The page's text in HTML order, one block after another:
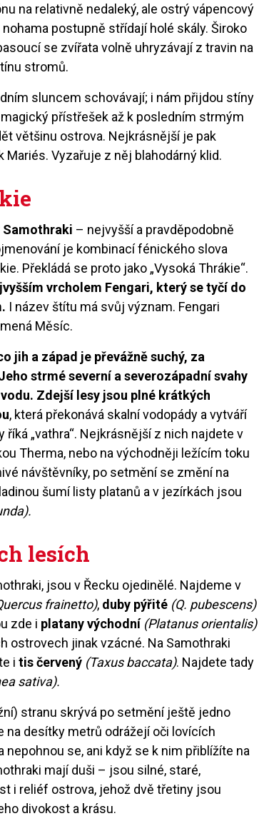
na relativně nedaleký, ale ostrý vápencový
postupně střídají holé skály. Široko
se zvířata volně uhryzávají z travin na
stromů.
sluncem schovávají; i nám přijdou stíny
přístřešek až k posledním strmým
většinu ostrova. Nejkrásnější je pak
Vyzařuje z něj blahodárný klid.
Samothraki – nejvyšší a pravděpodobně
je kombinací fénického slova
Překládá se proto jako „Vysoká Thrákie“.
vrcholem Fengari, který se tyčí do
I název štítu má svůj význam. Fengari
Měsíc.
jih a západ je převážně suchý, za
strmé severní a severozápadní svahy
Zdejší lesy jsou plné krátkých
, která překonává skalní vodopády a vytváří
„vathra“. Nejkrásnější z nich najdete v
Therma, nebo na východněji ležícím toku
návštěvníky, po setmění se změní na
šumí listy platanů a v jezírkách jsou
lesích
jsou v Řecku ojedinělé. Najdeme v
frainetto), duby pýřité (Q. pubescens)
zde i platany východní (Platanus orientalis)
ostrovech jinak vzácné. Na Samothraki
i tis červený (Taxus baccata). Najdete tady
sativa).
stranu skrývá po setmění ještě jedno
na desítky metrů odrážejí oči lovících
se, ani když se k nim přiblížíte na
mají duši – jsou silné, staré,
i reliéf ostrova, jehož dvě třetiny jsou
divokost a krásu.